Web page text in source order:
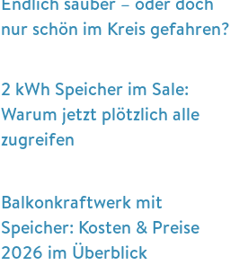
nur schön im Kreis gefahren?
2 kWh Speicher im Sale:
Warum jetzt plötzlich alle
zugreifen
Balkonkraftwerk mit
Speicher: Kosten & Preise
2026 im Überblick